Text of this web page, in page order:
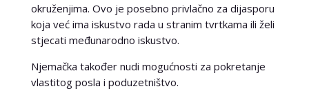
okruženjima. Ovo je posebno privlačno za dijasporu
koja već ima iskustvo rada u stranim tvrtkama ili želi
stjecati međunarodno iskustvo.
Njemačka također nudi mogućnosti za pokretanje
vlastitog posla i poduzetništvo.